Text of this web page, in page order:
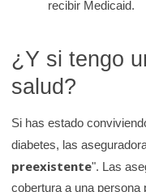
recibir Medicaid.
¿Y si tengo
salud?
Si has estado
diabetes, las
preexistente". Las
cobertura a una persona